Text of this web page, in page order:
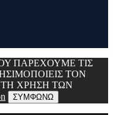
ΠΑΡΕΧΟΥΜΕ ΤΙΣ
ΤΟΝ
ΧΡΗΣΗ ΤΩΝ
ΣΥΜΦΩΝΩ